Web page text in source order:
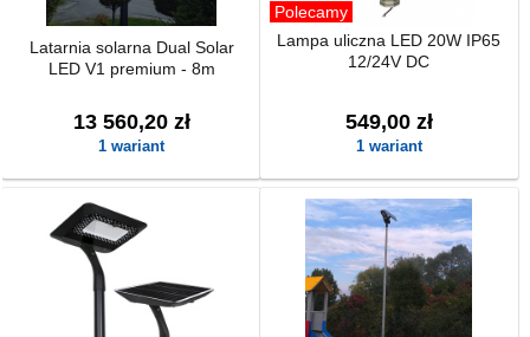
Latarnia solarna Dual Solar
LED V1 premium - 8m
13 560,20 zł
1 wariant
Polecamy
Lampa uliczna LED 20W IP65
12/24V DC
549,00 zł
1 wariant